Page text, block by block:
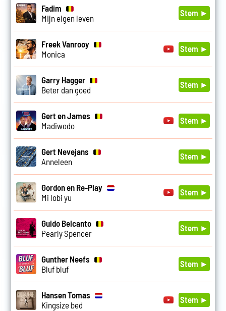
Fadim
Mijn eigen leven
Stem ►
Freek Vanrooy
Monica
Stem ►
Garry Hagger
Beter dan goed
Stem ►
Gert en James
Madiwodo
Stem ►
Gert Nevejans
Anneleen
Stem ►
Gordon en Re-Play
Mi lobi yu
Stem ►
Guido Belcanto
Pearly Spencer
Stem ►
Gunther Neefs
Bluf bluf
Stem ►
Hansen Tomas
Kingsize bed
Stem ►